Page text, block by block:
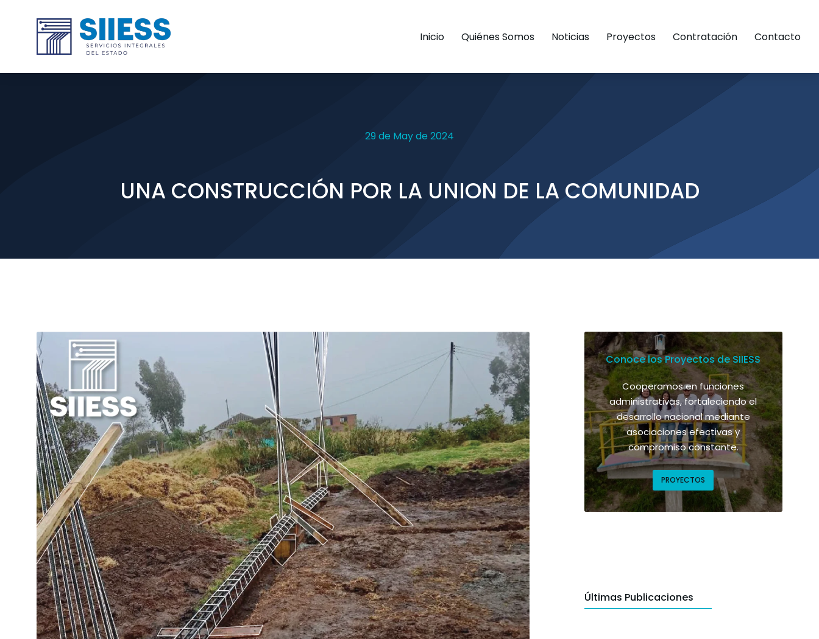
Inicio Quiénes Somos Noticias Proyectos Contratación Contacto
29 de May de 2024
UNA CONSTRUCCIÓN POR LA UNION DE LA COMUNIDAD
Conoce los Proyectos de SIIESS
Cooperamos en funciones
administrativas, fortaleciendo el
desarrollo nacional mediante
asociaciones efectivas y
compromiso constante.
PROYECTOS
Últimas Publicaciones